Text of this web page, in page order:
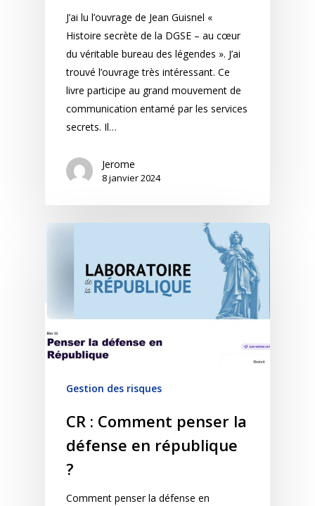
J’ai lu l’ouvrage de Jean Guisnel «
Histoire secrète de la DGSE – au cœur
du véritable bureau des légendes ». J’ai
trouvé l’ouvrage très intéressant. Ce
livre participe au grand mouvement de
communication entamé par les services
secrets. Il…
Jerome
8 janvier 2024
Gestion des risques
CR : Comment penser la
défense en république
?
Comment penser la défense en